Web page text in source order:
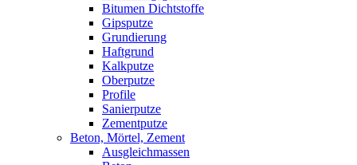
Bitumen Dichtstoffe
Gipsputze
Grundierung
Haftgrund
Kalkputze
Oberputze
Profile
Sanierputze
Zementputze
Beton, Mörtel, Zement
Ausgleichmassen